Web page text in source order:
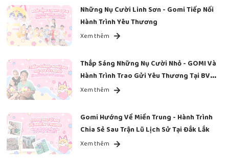
Những Nụ Cười Linh Sơn - Gomi Tiếp Nối
Hành Trình Yêu Thương
Xem thêm
Thắp Sáng Những Nụ Cười Nhỏ - GOMI Và
Hành Trình Trao Gửi Yêu Thương Tại BV
Ung Bướu
Xem thêm
Gomi Hướng Về Miền Trung - Hành Trình
Chia Sẻ Sau Trận Lũ Lịch Sử Tại Đắk Lắk
Xem thêm